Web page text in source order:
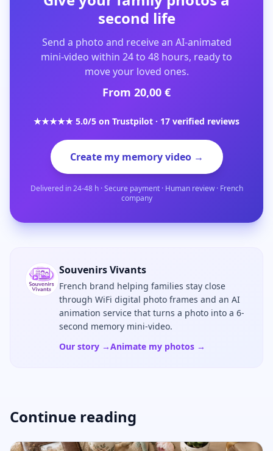
second life
Send a photo and receive an AI-animated
mini-video within 24 to 48 hours, ready to
move your loved ones.
From 20,00 €
★★★★★ 5.0/5 on Trustpilot · 17 verified reviews
Create my memory video →
Delivered in 24-48 h · Secure payment · Human review · French
company
Souvenirs Vivants
French brand helping families stay close
through WiFi digital photo frames and an AI
animation service that turns a photo into a 6-
second memory mini-video.
Our story →Animate my photos →
Continue reading